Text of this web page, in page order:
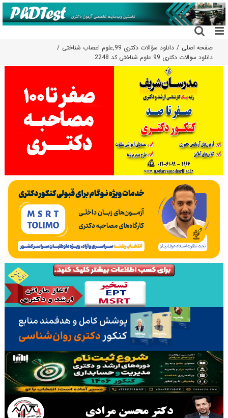
رفتن
به
محتوا
صفحه اصلی دانلود سؤالات دکتری 99 ,علوم اعصاب شناختی
دانلود سوالات دکتری 99 علوم شناختی کد 2248